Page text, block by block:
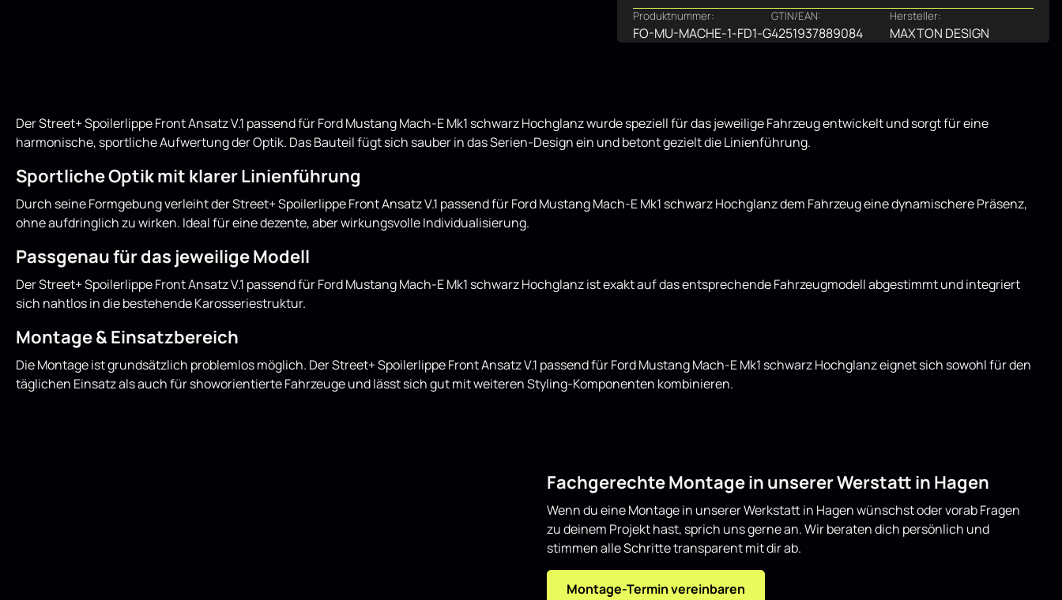
Produktnummer:
FO-MU-MACHE-1-FD1-G
GTIN/EAN:
4251937889084
Hersteller:
MAXTON DESIGN
Der Street+ Spoilerlippe Front Ansatz V.1 passend für Ford Mustang Mach-E Mk1 schwarz Hochglanz wurde speziell für das jeweilige Fahrzeug entwickelt und sorgt für eine
harmonische, sportliche Aufwertung der Optik. Das Bauteil fügt sich sauber in das Serien-Design ein und betont gezielt die Linienführung.
Sportliche Optik mit klarer Linienführung
Durch seine Formgebung verleiht der Street+ Spoilerlippe Front Ansatz V.1 passend für Ford Mustang Mach-E Mk1 schwarz Hochglanz dem Fahrzeug eine dynamischere Präsenz,
ohne aufdringlich zu wirken. Ideal für eine dezente, aber wirkungsvolle Individualisierung.
Passgenau für das jeweilige Modell
Der Street+ Spoilerlippe Front Ansatz V.1 passend für Ford Mustang Mach-E Mk1 schwarz Hochglanz ist exakt auf das entsprechende Fahrzeugmodell abgestimmt und integriert
sich nahtlos in die bestehende Karosseriestruktur.
Montage & Einsatzbereich
Die Montage ist grundsätzlich problemlos möglich. Der Street+ Spoilerlippe Front Ansatz V.1 passend für Ford Mustang Mach-E Mk1 schwarz Hochglanz eignet sich sowohl für den
täglichen Einsatz als auch für showorientierte Fahrzeuge und lässt sich gut mit weiteren Styling-Komponenten kombinieren.
Fachgerechte Montage in unserer Werstatt in Hagen
Wenn du eine Montage in unserer Werkstatt in Hagen wünschst oder vorab Fragen
zu deinem Projekt hast, sprich uns gerne an. Wir beraten dich persönlich und
stimmen alle Schritte transparent mit dir ab.
Montage-Termin vereinbaren